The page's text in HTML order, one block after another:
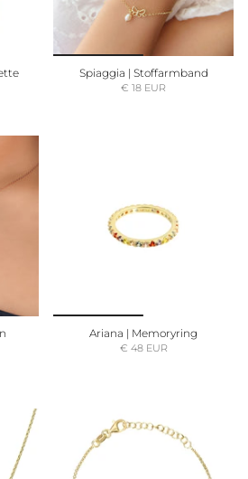
Spiaggia | Stoffarmband
€ 18 EUR
Ariana | Memoryring
€ 48 EUR